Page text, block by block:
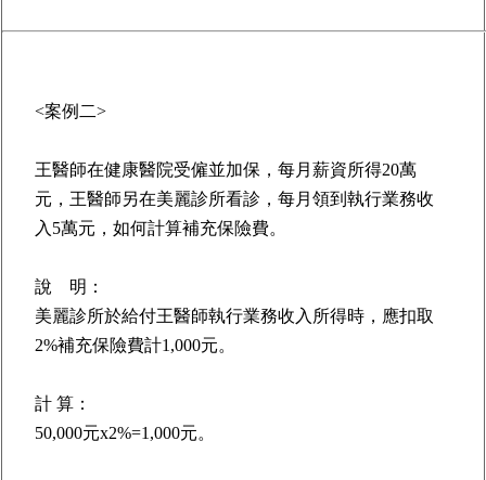
<案例二>
王醫師在健康醫院受僱並加保，每月薪資所得20萬
元，王醫師另在美麗診所看診，每月領到執行業務收
入5萬元，如何計算補充保險費。
說 明：
美麗診所於給付王醫師執行業務收入所得時，應扣取
2%補充保險費計1,000元。
計 算：
50,000元x2%=1,000元。